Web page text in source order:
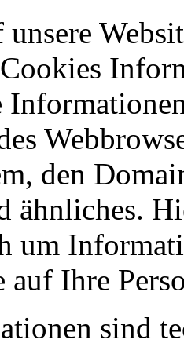
unsere
den
ähnliches.
um
auf Ihre
sind